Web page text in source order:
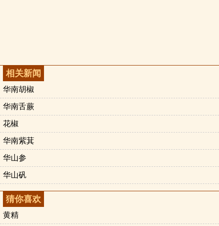
相关新闻
华南胡椒
华南舌蕨
花椒
华南紫萁
华山参
华山矾
猜你喜欢
黄精